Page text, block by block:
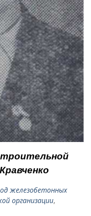
железобетонных
организации,